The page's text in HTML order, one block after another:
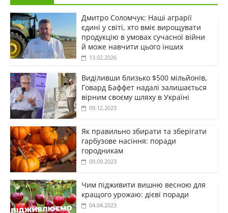
Дмитро Соломчук: Наші аграрії
єдині у світі, хто вміє вирощувати
продукцію в умовах сучасної війни
й може навчити цього інших
13.02.2026
Виділивши близько $500 мільйонів,
Говард Баффет надалі залишається
вірним своєму шляху в Україні
09.12.2023
Як правильно збирати та зберігати
гарбузове насіння: поради
городникам
09.09.2023
Чим підживити вишню весною для
кращого урожаю: дієві поради
04.04.2023